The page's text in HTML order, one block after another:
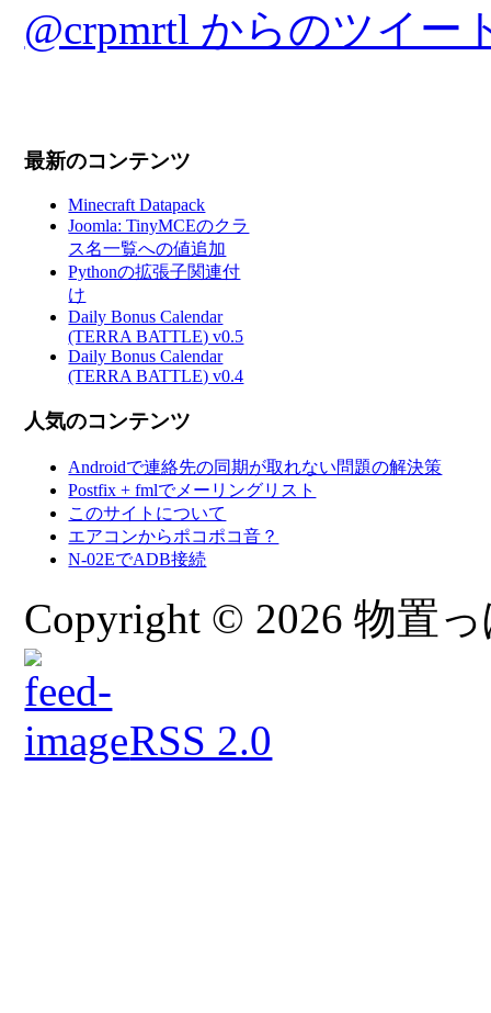
@crpmrtl からのツイー
最新のコンテンツ
Minecraft Datapack
Joomla: TinyMCEのクラ
ス名一覧への値追加
Pythonの拡張子関連付
け
Daily Bonus Calendar
(TERRA BATTLE) v0.5
Daily Bonus Calendar
(TERRA BATTLE) v0.4
人気のコンテンツ
Androidで連絡先の同期が取れない問題の解決策
Postfix + fmlでメーリングリスト
このサイトについて
エアコンからポコポコ音？
N-02EでADB接続
Copyright © 2026 物置
RSS 2.0